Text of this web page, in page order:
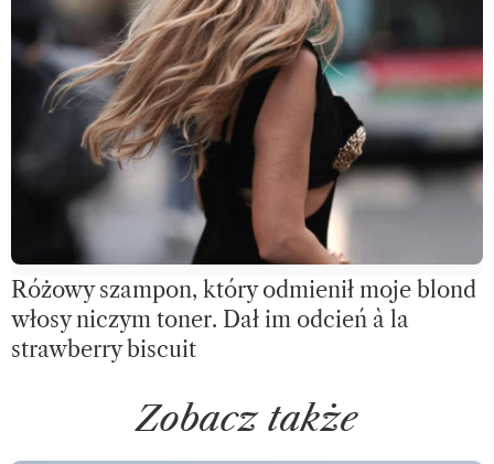
Różowy szampon, który odmienił moje blond
włosy niczym toner. Dał im odcień à la
strawberry biscuit
Zobacz także